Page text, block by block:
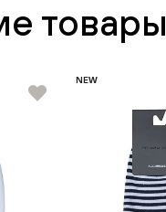
товары
NEW